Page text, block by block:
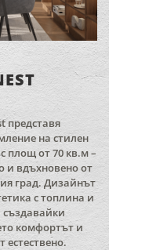
представя
на стилен
площ от 70 кв.м –
и вдъхновено от
град. Дизайнът
с топлина и
комфортът и
естествено.